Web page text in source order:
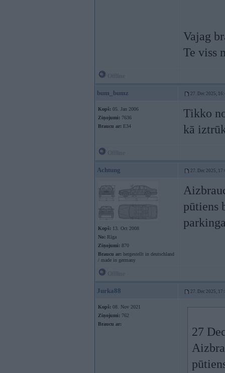
Vajag
Te viss
bum_bumz 27. Dec 2025,
Kopš: 05. Jan 2006
Ziņojumi: 7636
Braucu ar: E34
Tikko
kā
Achtung 27. Dec 2025,
Kopš: 13. Oct 2008
No: Rīga
Ziņojumi: 870
Braucu ar: hergestellt in deutschland
/ made in germany
pūtiens
Jurka88 27. Dec 2025,
Kopš: 08. Nov 2021
Ziņojumi: 762
Braucu ar:
27